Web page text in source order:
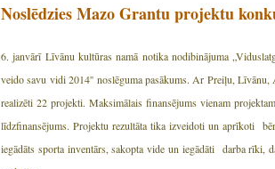
Noslēdzies Mazo Grantu projektu
6. janvārī Līvānu kultūras namā notika nodibinājuma
veido savu vidi 2014'' noslēguma pasākums. Ar Preiļu,
realizēti 22 projekti. Maksimālais finansējums vienam
līdzfinansējums. Projektu rezultāta tika izveidoti un aprīkoti
iegādāts sporta inventārs, sakopta vide un iegādāti darba